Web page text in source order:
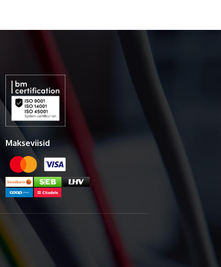
Makseviisid